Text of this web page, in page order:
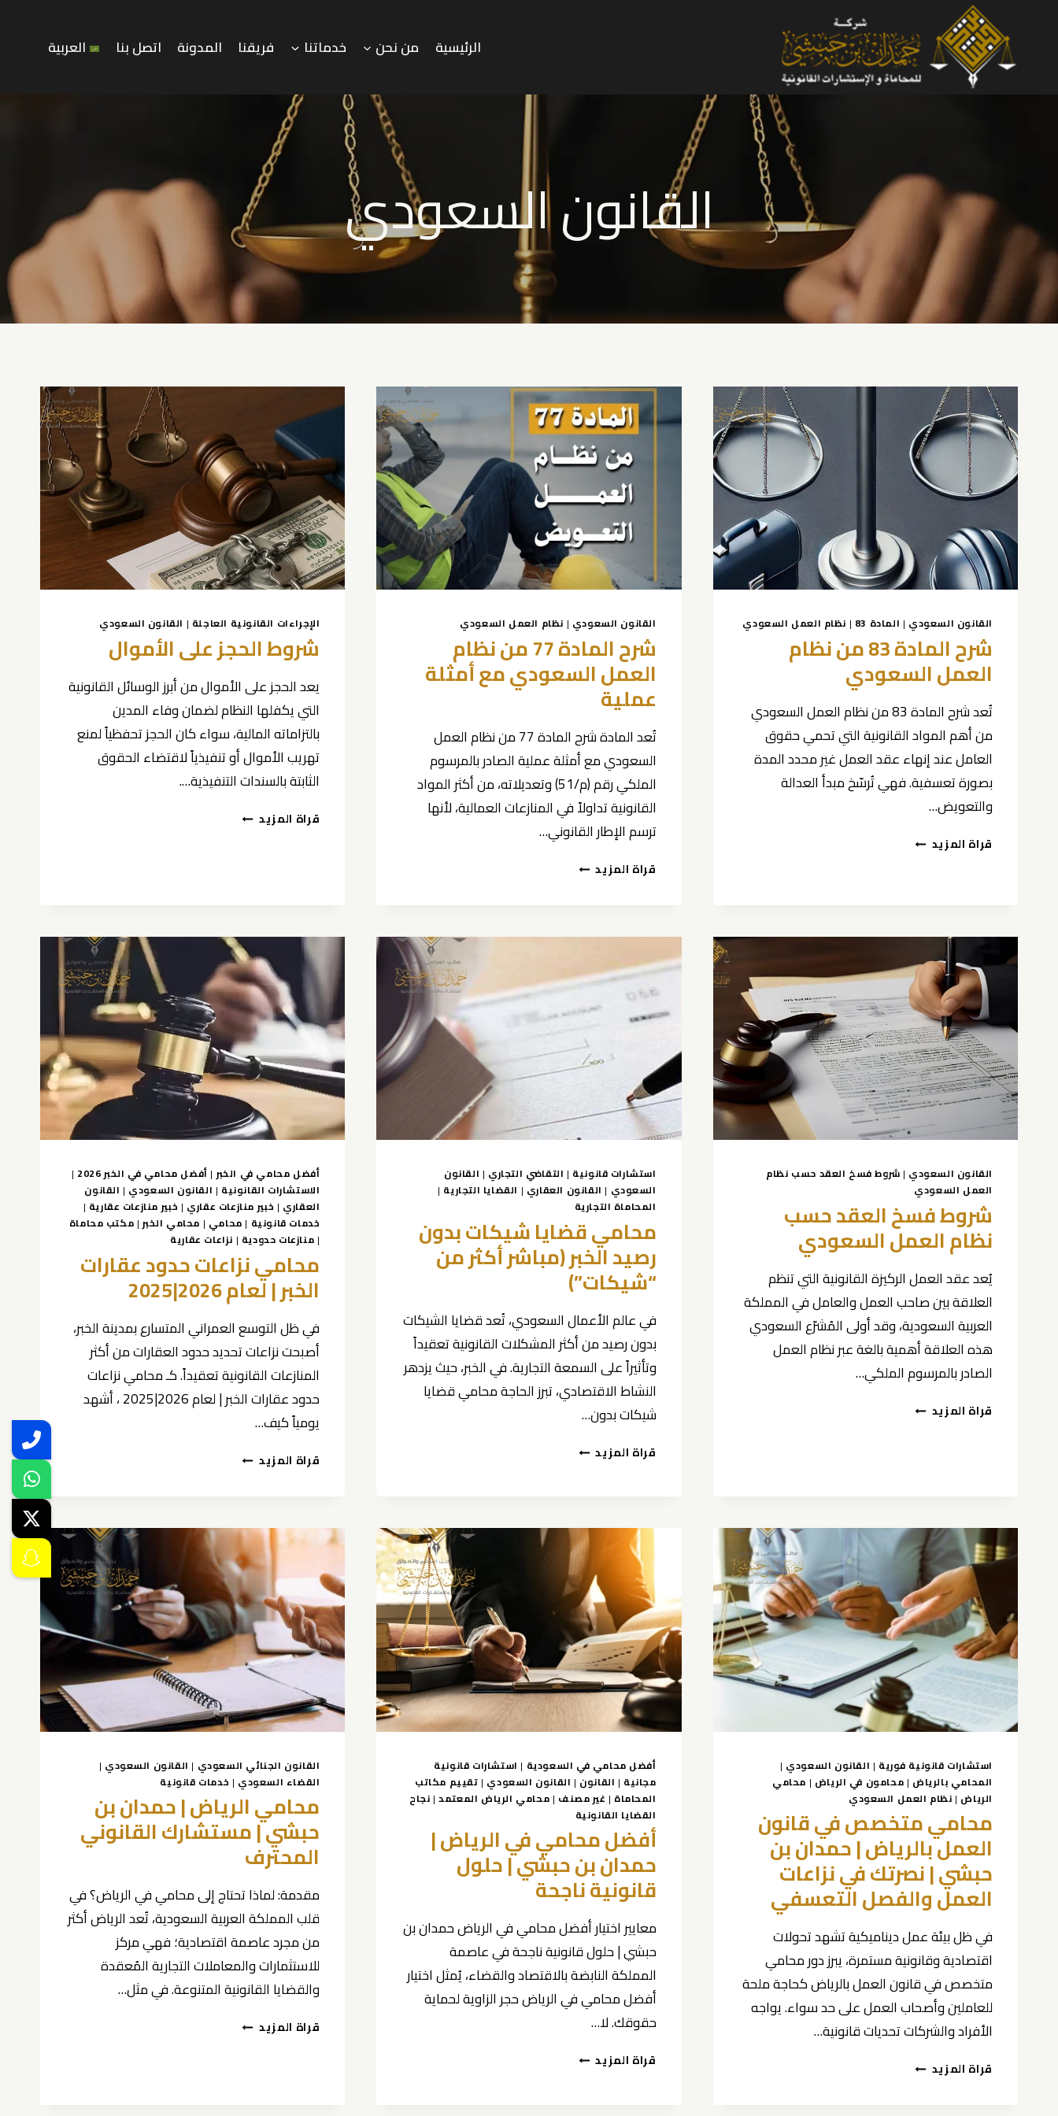
المحتوى
الرئيسية من نحن خدماتنا فريقنا المدونة اتصل بنا العربية
القانون السعودي
القانون السعودي | المادة 83 | نظام العمل السعودي
شرح المادة 83 من نظام
العمل السعودي
تُعد شرح المادة 83 من نظام العمل السعودي
من أهم المواد القانونية التي تحمي حقوق
العامل عند إنهاء عقد العمل غير محدد المدة
بصورة تعسفية. فهي تُرسّخ مبدأ العدالة
والتعويض…
قراة المزيد شرح
العمل
القانون السعودي | نظام العمل السعودي
شرح المادة 77 من نظام
العمل السعودي مع أمثلة
عملية
تُعد المادة شرح المادة 77 من نظام العمل
السعودي مع أمثلة عملية الصادر بالمرسوم
الملكي رقم (م/51) وتعديلاته، من أكثر المواد
القانونية تداولاً في المنازعات العمالية، لأنها
ترسم الإطار القانوني…
قراة المزيدشرح
نظام
السعودي
أمثلة
عملية
الإجراءات القانونية العاجلة | القانون السعودي
شروط الحجز على الأموال
يعد الحجز على الأموال من أبرز الوسائل القانونية
التي يكفلها النظام لضمان وفاء المدين
بالتزاماته المالية، سواء كان الحجز تحفظياً لمنع
تهريب الأموال أو تنفيذياً لاقتضاء الحقوق
الثابتة بالسندات التنفيذية….
قراة المزيد شروط
القانون السعودي | شروط فسخ العقد حسب نظام
العمل السعودي
شروط فسخ العقد حسب
نظام العمل السعودي
يُعد عقد العمل الركيزة القانونية التي تنظم
العلاقة بين صاحب العمل والعامل في المملكة
العربية السعودية، وقد أولى المُشرّع السعودي
هذه العلاقة أهمية بالغة عبر نظام العمل
الصادر بالمرسوم الملكي…
قراة المزيد شروط
استشارات قانونية | التقاضي التجاري | القانون
السعودي | القانون العقاري | القضايا التجارية |
المحاماة التجارية
محامي قضايا شيكات بدون
رصيد الخبر (مباشر أكثر من
“شيكات”)
في عالم الأعمال السعودي، تُعد قضايا الشيكات
بدون رصيد من أكثر المشكلات القانونية تعقيداً
وتأثيراً على السمعة التجارية. في الخبر، حيث يزدهر
النشاط الاقتصادي، تبرز الحاجة محامي قضايا
شيكات بدون…
قراة المزيدمحامي
رصيد
الخبر
(مباشر
أكثر
من
“شيكات”)
أفضل محامي في الخبر | أفضل محامي في الخبر 2026
|
الاستشارات القانونية | القانون السعودي | القانون
العقاري | خبير منازعات عقاري | خبير منازعات عقارية |
خدمات قانونية | محامي | محامي الخبر| مكتب محاماة
| منازعات حدودية | نزاعات عقارية
محامي نزاعات حدود عقارات
الخبر | لعام 2026|2025
في ظل التوسع العمراني المتسارع بمدينة الخبر،
أصبحت نزاعات تحديد حدود العقارات من أكثر
المنازعات القانونية تعقيداً. كـ محامي نزاعات
حدود عقارات الخبر | لعام 2026|2025 ، أشهد
يومياً كيف…
قراة المزيد محامي
الخبر
لعام
2026|2025
استشارات قانونية فورية | القانون السعودي |
المحامي بالرياض | محامون في الرياض | محامي
الرياض | نظام العمل السعودي
محامي متخصص في قانون
العمل بالرياض | حمدان بن
حبشي | نصرتك في نزاعات
العمل والفصل التعسفي
في ظل بيئة عمل ديناميكية تشهد تحولات
اقتصادية وقانونية مستمرة، يبرز دور محامي
متخصص في قانون العمل بالرياض كحاجة ملحة
للعاملين وأصحاب العمل على حد سواء. يواجه
الأفراد والشركات تحديات قانونية…
قراة المزيد محامي
أفضل محامي في السعودية | استشارات قانونية
مجانية | القانون | القانون السعودي | تقييم مكاتب
المحاماة | غير مصنف | محامي الرياض المعتمد| نجاح
القضايا القانونية
أفضل محامي في الرياض |
حمدان بن حبشي | حلول
قانونية ناجحة
معايير اختيار أفضل محامي في الرياض حمدان بن
حبشي | حلول قانونية ناجحة في عاصمة
المملكة النابضة بالاقتصاد والقضاء، يُمثل اختيار
أفضل محامي في الرياض حجر الزاوية لحماية
حقوقك. لا…
قراة المزيدأفضل
القانون الجنائي السعودي | القانون السعودي |
القضاء السعودي | خدمات قانونية
محامي الرياض | حمدان بن
حبشي | مستشارك القانوني
المحترف
مقدمة: لماذا تحتاج إلى محامي في الرياض؟ في
قلب المملكة العربية السعودية، تُعد الرياض أكثر
من مجرد عاصمة اقتصادية؛ فهي مركز
للاستثمارات والمعاملات التجارية المُعقدة
والقضايا القانونية المتنوعة. في مثل…
قراة المزيد محامي